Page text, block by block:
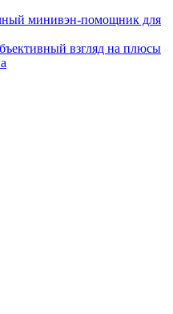
минивэн-помощник для
взгляд на плюсы